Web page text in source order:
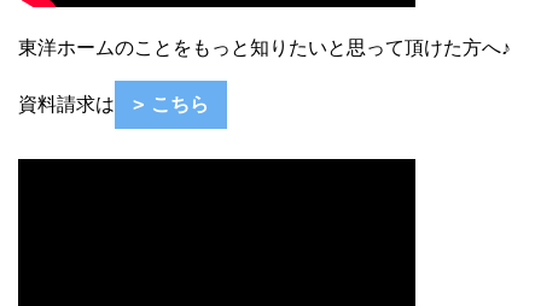
東洋ホームのことをもっと知りたいと思って頂けた方へ♪
資料請求は こちら